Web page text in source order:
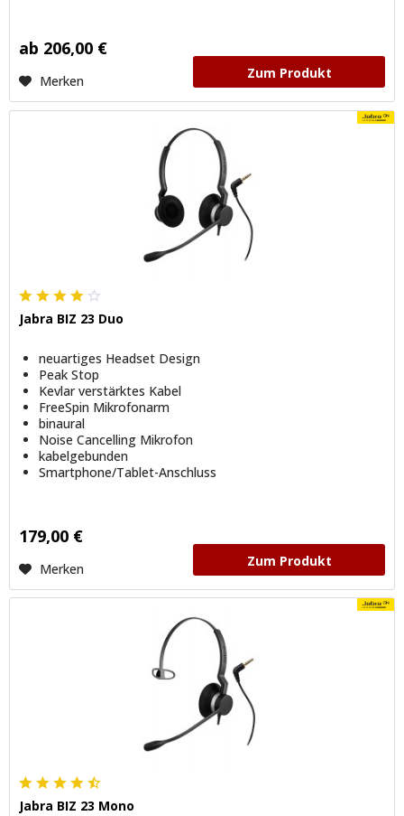
ab 206,00 €
Merken Zum Produkt
Jabra BIZ 23 Duo
neuartiges Headset Design
Peak Stop
Kevlar verstärktes Kabel
FreeSpin Mikrofonarm
binaural
Noise Cancelling Mikrofon
kabelgebunden
Smartphone/Tablet-Anschluss
179,00 €
Merken Zum Produkt
Jabra BIZ 23 Mono